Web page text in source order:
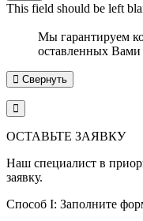
This field should be left
Мы гарантируем
оставленных
Свернуть
ОСТАВЬТЕ ЗАЯВКУ
Наш специалист в
заявку.
Способ I: Заполните